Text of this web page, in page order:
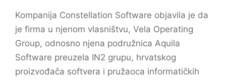
Kompanija Constellation Software objavila je da
je firma u njenom vlasništvu, Vela Operating
Group, odnosno njena podružnica Aquila
Software preuzela IN2 grupu, hrvatskog
proizvođača softvera i pružaoca informatičkih